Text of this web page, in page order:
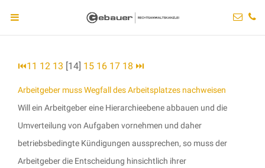
⏮11 12 13 [14] 15 16 17 18 ⏭
Arbeitgeber muss Wegfall des Arbeitsplatzes nachweisen
Will ein Arbeitgeber eine Hierarchieebene abbauen und die
Umverteilung von Aufgaben vornehmen und daher
betriebsbedingte Kündigungen aussprechen, so muss der
Arbeitgeber die Entscheidung hinsichtlich ihrer